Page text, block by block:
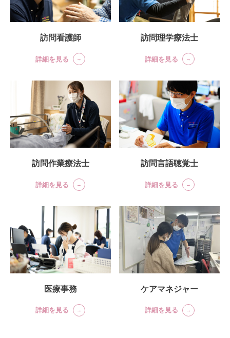
訪問看護師
詳細を見る
訪問理学療法士
詳細を見る
訪問作業療法士
詳細を見る
訪問言語聴覚士
詳細を見る
医療事務
詳細を見る
ケアマネジャー
詳細を見る